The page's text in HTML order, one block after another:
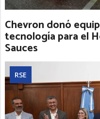
Chevron donó
tecnología para el
Sauces
RSE